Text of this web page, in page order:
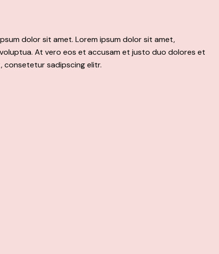
dolor sit amet. Lorem ipsum dolor sit amet,
At vero eos et accusam et justo duo dolores et
consetetur sadipscing elitr.